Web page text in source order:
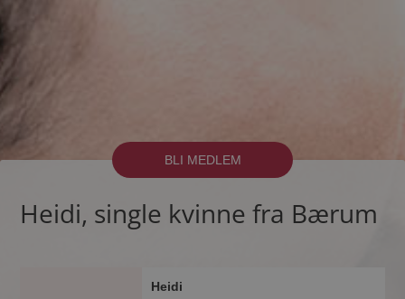
BLI MEDLEM
Heidi, single kvinne fra Bærum
Heidi